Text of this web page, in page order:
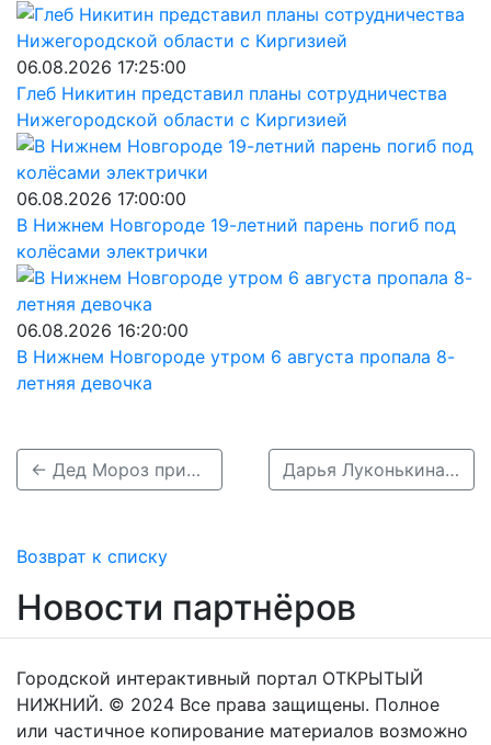
06.08.2026 17:25:00
Глеб Никитин представил планы сотрудничества
Нижегородской области с Киргизией
06.08.2026 17:00:00
В Нижнем Новгороде 19-летний парень погиб под
колёсами электрички
06.08.2026 16:20:00
В Нижнем Новгороде утром 6 августа пропала 8-
летняя девочка
← Дед Мороз приедет на поезде в три нижегородских города Дарья Луконькина из Нижнего Новгорода короновала «Красу России – 2023» →
Возврат к списку
Новости партнёров
Городской интерактивный портал ОТКРЫТЫЙ
НИЖНИЙ. © 2024 Все права защищены. Полное
или частичное копирование материалов возможно